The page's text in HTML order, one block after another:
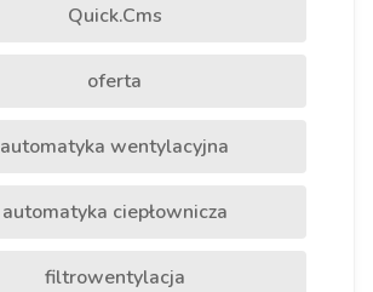
Quick.Cms
oferta
automatyka wentylacyjna
automatyka ciepłownicza
filtrowentylacja